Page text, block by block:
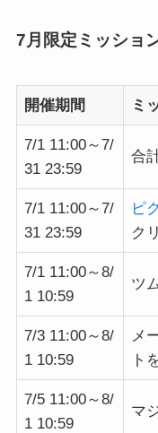
7月限定ミッショ
開催期間 ミ
7/1 11:00～7/
31 23:59
合
7/1 11:00～7/
31 23:59
ピ
ク
7/1 11:00～8/
1 10:59
ツ
7/3 11:00～8/
1 10:59
メ
ト
7/5 11:00～8/
1 10:59
マ